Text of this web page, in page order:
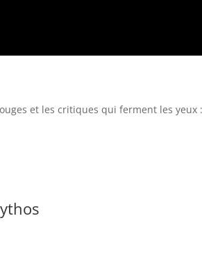
et les critiques qui ferment les yeux :